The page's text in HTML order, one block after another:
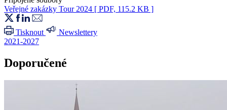
Veřejné zakázky Tour 2024 [ PDF, 115.2 KB ]
Tisknout
Newslettery
2021-2027
Doporučené